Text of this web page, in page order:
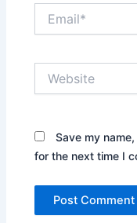
Save my
for the next time I